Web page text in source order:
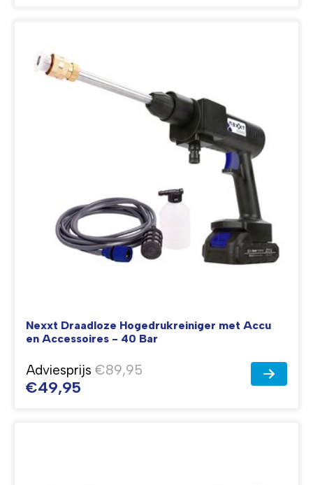
Nexxt Draadloze Hogedrukreiniger met Accu
en Accessoires - 40 Bar
Adviesprijs €89,95
€49,95